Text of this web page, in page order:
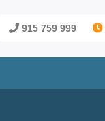
915 759 999